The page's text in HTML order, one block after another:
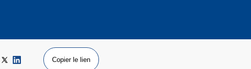
Copier le lien